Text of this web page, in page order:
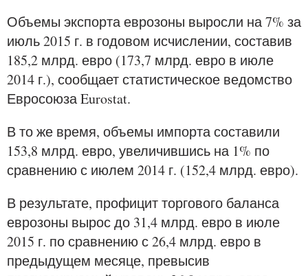
Объемы экспорта еврозоны выросли на 7% за
июль 2015 г. в годовом исчислении, составив
185,2 млрд. евро (173,7 млрд. евро в июле
2014 г.), сообщает статистическое ведомство
Евросоюза Eurostat.
В то же время, объемы импорта составили
153,8 млрд. евро, увеличившись на 1% по
сравнению с июлем 2014 г. (152,4 млрд. евро).
В результате, профицит торгового баланса
еврозоны вырос до 31,4 млрд. евро в июле
2015 г. по сравнению с 26,4 млрд. евро в
предыдущем месяце, превысив